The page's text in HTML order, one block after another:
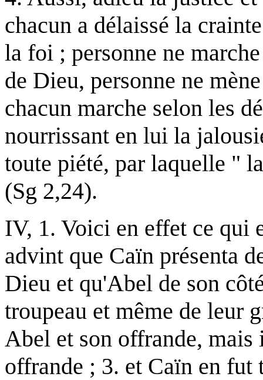
chacun a délaissé la
la foi ; personne ne
de Dieu, personne ne
chacun marche selon les
nourrissant en lui la
toute piété, par laquelle "
(Sg 2,24).
IV, 1. Voici en effet ce qui
advint que Caïn présenta
Dieu et qu'Abel de son
troupeau et même de leur
Abel et son offrande, mais
offrande ; 3. et Caïn en fut